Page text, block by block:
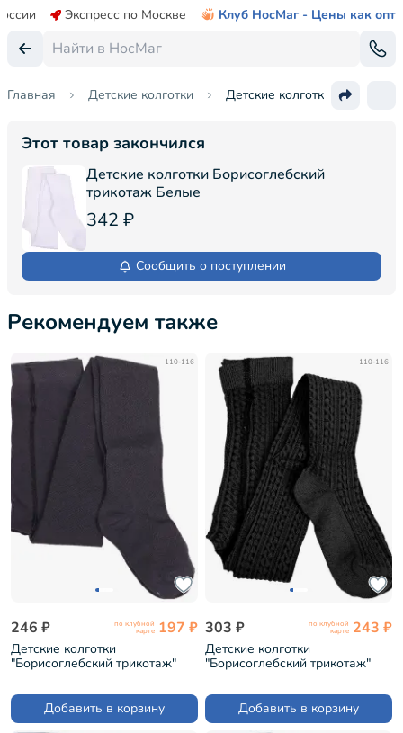
Экспресс по Москве Клуб НосМаг - Цены как опт
Главная Детские колготки Детские колготки
Этот товар закончился
Детские колготки Борисоглебский
трикотаж Белые
342 ₽
Сообщить о поступлении
Рекомендуем также
110-116
246 ₽ по клубной
карте 197 ₽
Детские колготки
"Борисоглебский трикотаж"
Добавить в корзину
110-116
303 ₽ по клубной
карте 243 ₽
Детские колготки
"Борисоглебский трикотаж"
Добавить в корзину